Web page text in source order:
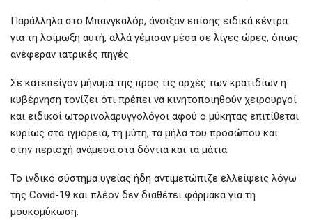
Παράλληλα στο Μπανγκαλόρ, άνοιξαν επίσης ειδικά κέντρα
για τη λοίμωξη αυτή, αλλά γέμισαν μέσα σε λίγες ώρες, όπως
ανέφεραν ιατρικές πηγές.
Σε κατεπείγον μήνυμά της προς τις αρχές των κρατιδίων η
κυβέρνηση τονίζει ότι πρέπει να κινητοποιηθούν χειρουργοί
και ειδικοί ωτορινολαρυγγολόγοι αφού ο μύκητας επιτίθεται
κυρίως στα ιγμόρεια, τη μύτη, τα μήλα του προσώπου και
στην περιοχή ανάμεσα στα δόντια και τα μάτια.
Το ινδικό σύστημα υγείας ήδη αντιμετώπιζε ελλείψεις λόγω
της Covid-19 και πλέον δεν διαθέτει φάρμακα για τη
μουκομύκωση.